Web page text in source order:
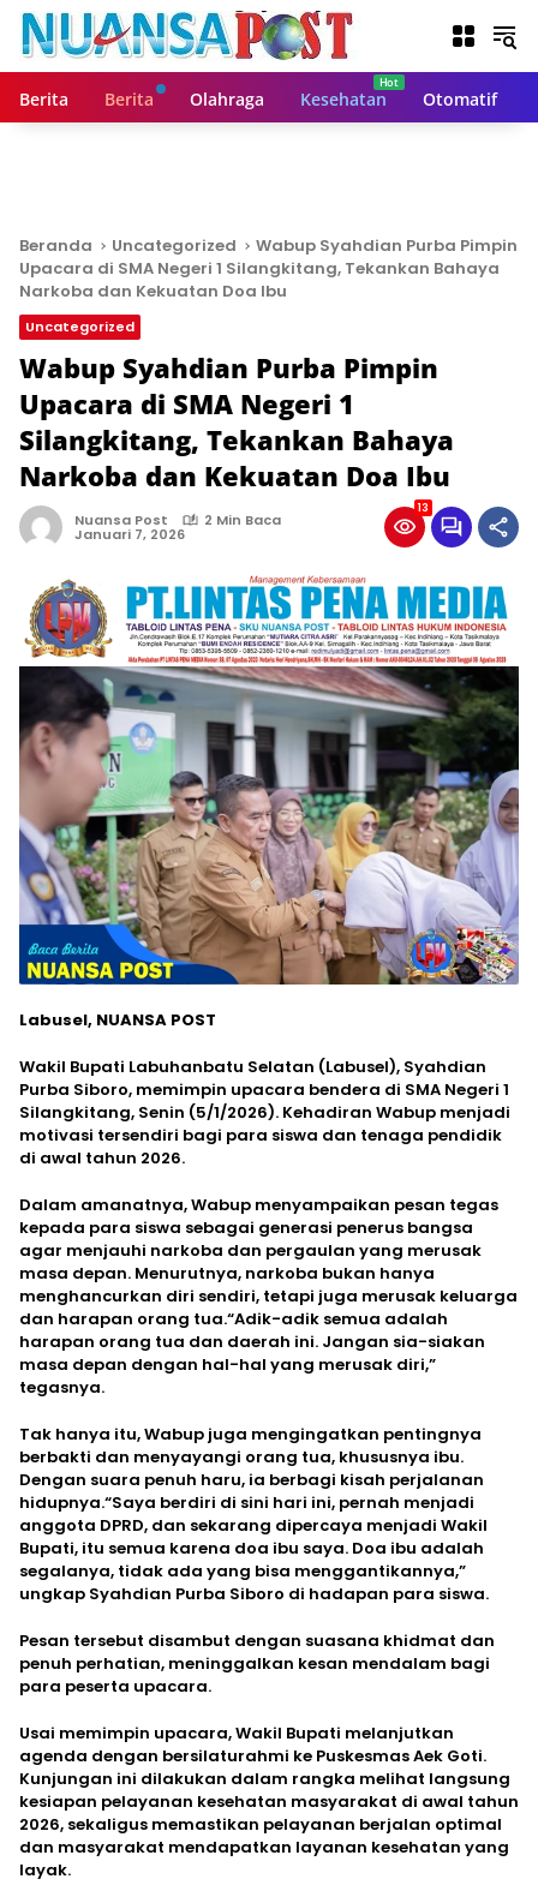
Berita Berita Olahraga Kesehatan Otomatif
Beranda Uncategorized
Wabup Syahdian Purba Pimpin
Upacara di SMA Negeri 1 Silangkitang, Tekankan Bahaya
Narkoba dan Kekuatan Doa Ibu
Uncategorized
Wabup Syahdian Purba Pimpin
Upacara di SMA Negeri 1
Silangkitang, Tekankan Bahaya
Narkoba dan Kekuatan Doa Ibu
Nuansa Post 2 Min Baca
Januari 7, 2026
13
Labusel, NUANSA POST
Wakil Bupati Labuhanbatu Selatan (Labusel), Syahdian
Purba Siboro, memimpin upacara bendera di SMA Negeri 1
Silangkitang, Senin (5/1/2026). Kehadiran Wabup menjadi
motivasi tersendiri bagi para siswa dan tenaga pendidik
di awal tahun 2026.
Dalam amanatnya, Wabup menyampaikan pesan tegas
kepada para siswa sebagai generasi penerus bangsa
agar menjauhi narkoba dan pergaulan yang merusak
masa depan. Menurutnya, narkoba bukan hanya
menghancurkan diri sendiri, tetapi juga merusak keluarga
dan harapan orang tua.“Adik-adik semua adalah
harapan orang tua dan daerah ini. Jangan sia-siakan
masa depan dengan hal-hal yang merusak diri,”
tegasnya.
Tak hanya itu, Wabup juga mengingatkan pentingnya
berbakti dan menyayangi orang tua, khususnya ibu.
Dengan suara penuh haru, ia berbagi kisah perjalanan
hidupnya.“Saya berdiri di sini hari ini, pernah menjadi
anggota DPRD, dan sekarang dipercaya menjadi Wakil
Bupati, itu semua karena doa ibu saya. Doa ibu adalah
segalanya, tidak ada yang bisa menggantikannya,”
ungkap Syahdian Purba Siboro di hadapan para siswa.
Pesan tersebut disambut dengan suasana khidmat dan
penuh perhatian, meninggalkan kesan mendalam bagi
para peserta upacara.
Usai memimpin upacara, Wakil Bupati melanjutkan
agenda dengan bersilaturahmi ke Puskesmas Aek Goti.
Kunjungan ini dilakukan dalam rangka melihat langsung
kesiapan pelayanan kesehatan masyarakat di awal tahun
2026, sekaligus memastikan pelayanan berjalan optimal
dan masyarakat mendapatkan layanan kesehatan yang
layak.